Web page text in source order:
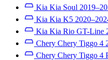
Kia Kia Soul
Kia Kia K5
Kia Kia Rio GT-Line
Chery Chery Tiggo 4
Chery Chery Tiggo 4